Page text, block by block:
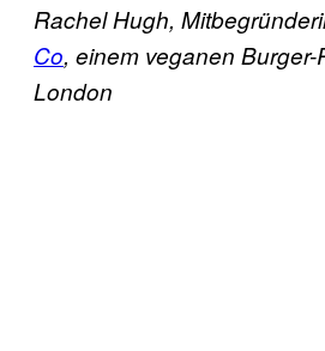
Rachel Hugh,
Co, einem veganen
London